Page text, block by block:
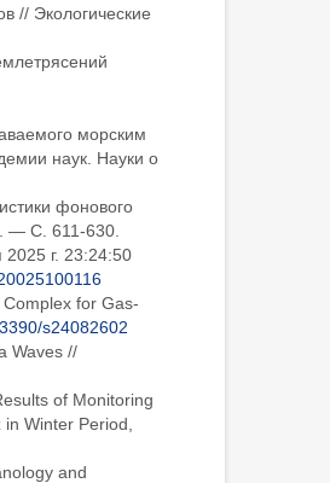
// Экологические
морским
наук. Науки о
фонового
— С. 611-630.
г. 23:24:50
for Gas-
s24082602
Waves //
of Monitoring
Winter Period,
and